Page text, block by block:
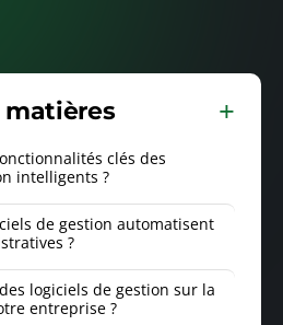
matières
clés des
intelligents ?
de gestion automatisent
?
logiciels de gestion sur la
entreprise ?